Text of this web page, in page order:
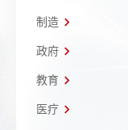
制造
政府
教育
医疗